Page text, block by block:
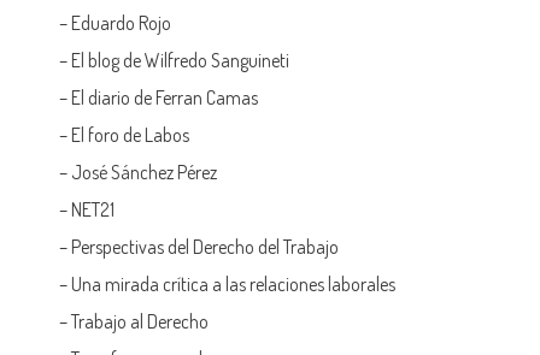
– Eduardo Rojo
– El blog de Wilfredo Sanguineti
– El diario de Ferran Camas
– El foro de Labos
– José Sánchez Pérez
– NET21
– Perspectivas del Derecho del Trabajo
– Una mirada crítica a las relaciones laborales
–Trabajo al Derecho